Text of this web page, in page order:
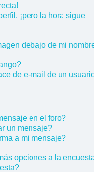
¡pero la hora sigue
debajo de mi
de e-mail de un
en el foro?
un mensaje?
a mi mensaje?
opciones a la